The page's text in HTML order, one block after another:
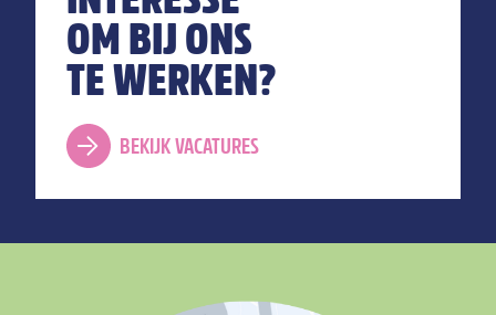
OM BIJ ONS
TE WERKEN?
BEKIJK VACATURES